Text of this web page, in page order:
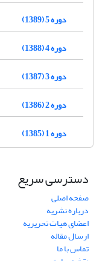
دوره 5 (1389)
دوره 4 (1388)
دوره 3 (1387)
دوره 2 (1386)
دوره 1 (1385)
دسترسی سریع
صفحه اصلی
درباره نشریه
اعضای هیات تحریریه
ارسال مقاله
تماس با ما